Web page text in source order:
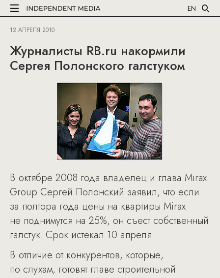
EN
12 АПРЕЛЯ 2010
Журналисты RB.ru накормили
Сергея Полонского галстуком
В октябре 2008 года владелец и глава Mirax
Group Сергей Полонский заявил, что если
за полтора года цены на квартиры Mirax
не поднимутся на 25%, он съест собственный
галстук. Срок истекал 10 апреля.
В отличие от конкурентов, которые,
по слухам, готовят главе строительной